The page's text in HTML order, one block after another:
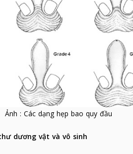
hẹp bao quy đầu
dương vật và vô sinh